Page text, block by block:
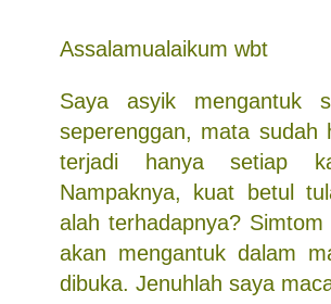
Assalamualaikum wbt
Saya asyik mengantuk
seperenggan, mata sudah
terjadi hanya setiap
Nampaknya, kuat betul
alah terhadapnya?
akan mengantuk dalam
dibuka. Jenuhlah saya